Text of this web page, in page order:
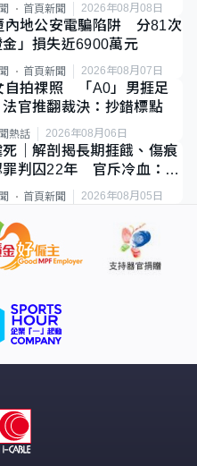
首頁新聞 2026年08月08日
內地公安電騙陷阱 分81次
」損失近6900萬元
首頁新聞 2026年08月07日
自拍祼照 「A0」男捱足
官推翻裁決：抄錯標點
熱話 2026年08月06日
｜解剖揭長期捱餓、傷痕
判囚22年 官斥冷血：同
首頁新聞 2026年08月05日